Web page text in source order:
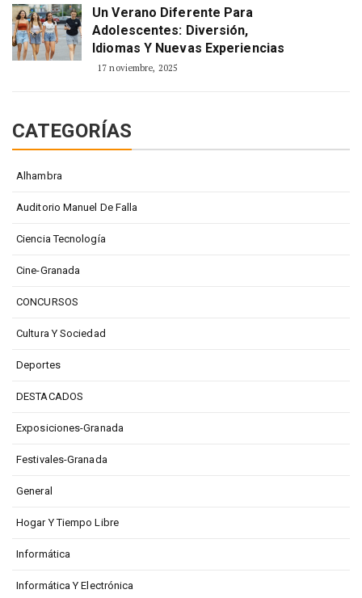
Un Verano Diferente Para
Adolescentes: Diversión,
Idiomas Y Nuevas Experiencias
17 noviembre, 2025
CATEGORÍAS
Alhambra
Auditorio Manuel De Falla
Ciencia Tecnología
Cine-Granada
CONCURSOS
Cultura Y Sociedad
Deportes
DESTACADOS
Exposiciones-Granada
Festivales-Granada
General
Hogar Y Tiempo Libre
Informática
Informática Y Electrónica